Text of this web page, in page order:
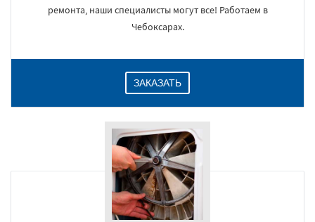
ремонта, наши специалисты могут все! Работаем в
Чебоксарах.
ЗАКАЗАТЬ